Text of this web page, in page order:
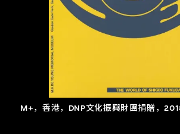
M+，香港，DNP文化振興財團捐贈，
关于M+藏品
探索世界顶级的二十及二十
文化藏品。